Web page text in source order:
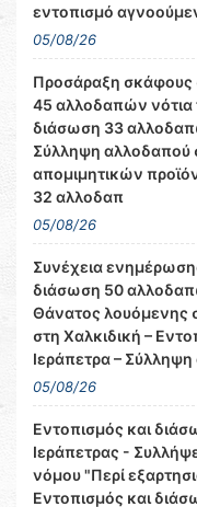
εντοπισμό
05/08/26
Προσάραξη σκάφους
45 αλλοδαπών νότια
διάσωση 33
Σύλληψη αλλοδαπού
απομιμητικών
32 αλλοδαπ
05/08/26
Συνέχεια
διάσωση 50
Θάνατος λουόμενης
στη Χαλκιδική –
Ιεράπετρα –
05/08/26
Εντοπισμός και
Ιεράπετρας -
νόμου "Περί
Εντοπισμός και